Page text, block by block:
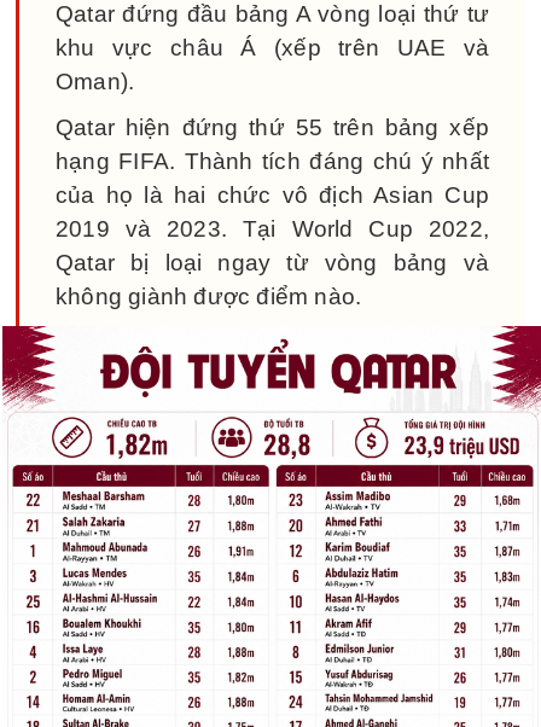
Qatar đứng đầu bảng A vòng loại thứ tư
khu vực châu Á (xếp trên UAE và
Oman).
Qatar hiện đứng thứ 55 trên bảng xếp
hạng FIFA. Thành tích đáng chú ý nhất
của họ là hai chức vô địch Asian Cup
2019 và 2023. Tại World Cup 2022,
Qatar bị loại ngay từ vòng bảng và
không giành được điểm nào.